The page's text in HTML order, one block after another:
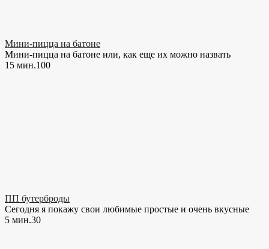
Мини-пицца на батоне
Мини-пицца на батоне или, как еще их можно назвать
15 мин.100
ПП бутерброды
Сегодня я покажу свои любимые простые и очень вкусные
5 мин.30